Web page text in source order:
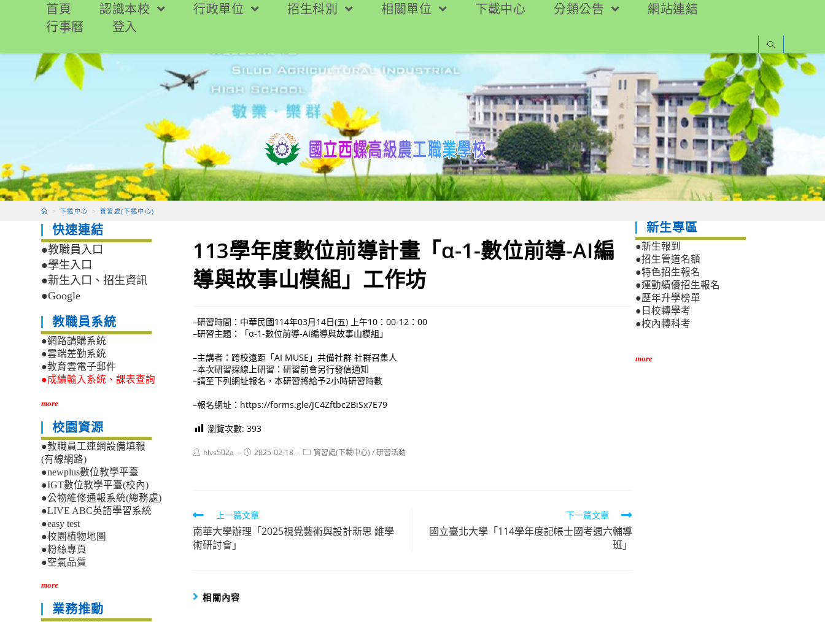
要
首頁 認識本校 行政單位 招生科別 相關單位 下載中心 分類公告
網站連結
行事曆
登入
> 下載中心 > 實習處(下載中心)
113學年度數位前導計畫「α-1-數位前導-AI編
導與故事山模組」工作坊
–研習時間：中華民國114年03月14日(五) 上午10：00-12：00
–研習主題：「α-1-數位前導-AI編導與故事山模組」
–主講者：跨校遠距「AI MUSE」共備社群 社群召集人
–本次研習採線上研習：研習前會另行發信通知
–請至下列網址報名，本研習將給予2小時研習時數
–報名網址：https://forms.gle/JC4Zftbc2BiSx7E79
瀏覽次數: 393
Posthlvs502a
Post2025-02-18
Post實習處(下載中心) /研習活動
Read
more
articles
上一篇文章
南華大學辦理「2025視覺藝術與設計新思 維學
術研討會」
下一篇文章
國立臺北大學「114學年度記帳士國考週六輔導
班」
相關內容
快速連結
●教職員入口
●學生入口
●新生入口、招生資訊
●Google
教職員系統
●網路請購系統
●雲端差勤系統
●教育雲電子郵件
●成績輸入系統、課表查詢
more
校園資源
●教職員工連網設備填報
(有線網路)
●newplus數位教學平臺
●IGT數位教學平臺(校內)
●公物維修通報系統(總務處)
●LIVE ABC英語學習系統
●easy test
●校園植物地圖
●粉絲專頁
●空氣品質
more
業務推動
新生專區
●新生報到
●招生管道名額
●特色招生報名
●運動績優招生報名
●歷年升學榜單
●日校轉學考
●校內轉科考
more